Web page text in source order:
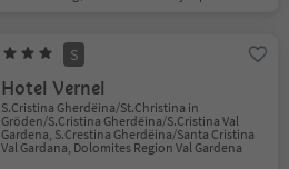
S
Hotel Vernel
S.Cristina Gherdëina/St.Christina in
Gröden/S.Cristina Gherdëina/S.Cristina Val
Gardena, S.Crestina Gherdëina/Santa Cristina
Val Gardana, Dolomites Region Val Gardena